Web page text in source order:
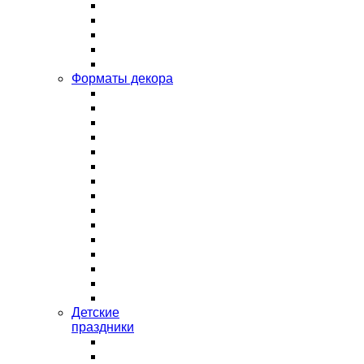
Форматы декора
Детские
праздники